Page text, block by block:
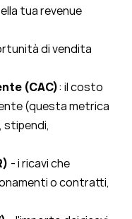
tua revenue
di vendita
(CAC): il costo
(questa metrica
stipendi,
- i ricavi che
o contratti,